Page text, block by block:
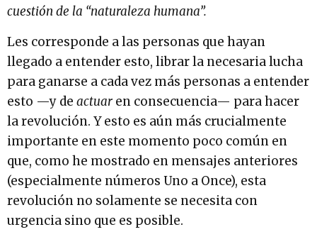
cuestión de la “naturaleza humana”.
Les corresponde a las personas que hayan
llegado a entender esto, librar la necesaria lucha
para ganarse a cada vez más personas a entender
esto —y de actuar en consecuencia— para hacer
la revolución. Y esto es aún más crucialmente
importante en este momento poco común en
que, como he mostrado en mensajes anteriores
(especialmente números Uno a Once), esta
revolución no solamente se necesita con
urgencia sino que es posible.